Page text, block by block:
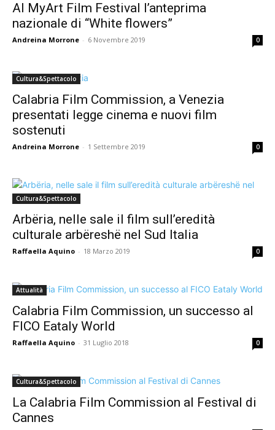
Al MyArt Film Festival l’anteprima
nazionale di “White flowers”
Andreina Morrone - 6 Novembre 2019 0
Cultura&Spettacolo
Calabria Film Commission, a Venezia
presentati legge cinema e nuovi film
sostenuti
Andreina Morrone - 1 Settembre 2019 0
Cultura&Spettacolo
Arbëria, nelle sale il film sull’eredità
culturale arbëreshë nel Sud Italia
Raffaella Aquino - 18 Marzo 2019 0
Attualità
Calabria Film Commission, un successo al
FICO Eataly World
Raffaella Aquino - 31 Luglio 2018 0
Cultura&Spettacolo
La Calabria Film Commission al Festival di
Cannes